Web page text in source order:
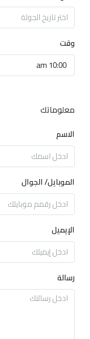
وقت
10:00 am
معلوماتك
الاسم
الموبايل/ الجوال
الإيميل
رسالة